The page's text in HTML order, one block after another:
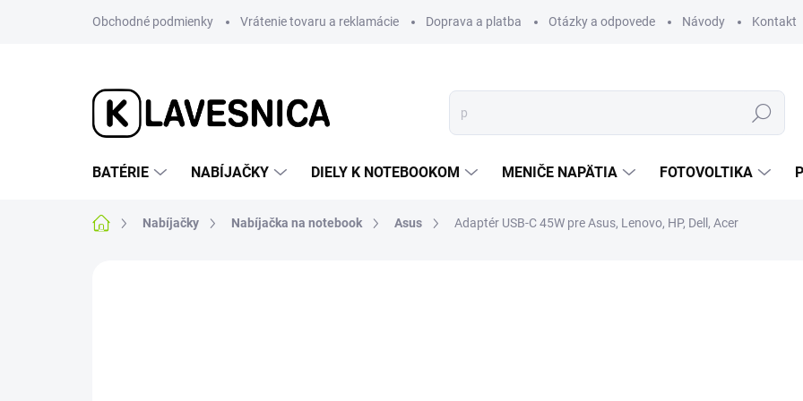
Obchodné podmienky Vrátenie tovaru a reklamácie Doprava a platba Otázky a odpovede Návody Kontakt
Hľadať
BATÉRIE NABÍJAČKY DIELY K NOTEBOOKOM MENIČE NAPÄTIA FOTOVOLTIKA
DomovNabíjačky Nabíjačka na notebook Asus Adaptér USB-C 45W pre Asus, Lenovo, HP, Dell, Acer